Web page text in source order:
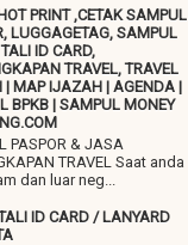
PRINT ,CETAK SAMPUL
LUGGAGETAG, SAMPUL
ID CARD,
TRAVEL, TRAVEL
| MAP IJAZAH | AGENDA |
BPKB | SAMPUL MONEY
PASPOR & JASA
TRAVEL Saat anda
dan luar neg...
ID CARD / LANYARD